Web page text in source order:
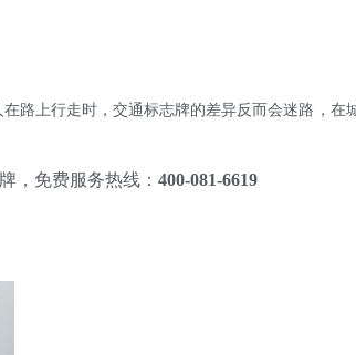
路上行走时，交通标志牌的差异反而会迷路，在
，免费服务热线： 400-081-6619